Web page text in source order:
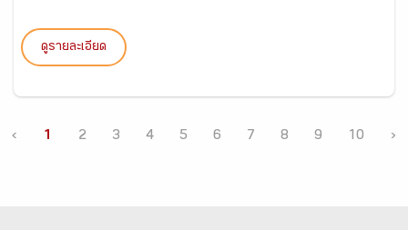
ดูรายละเอียด
‹ 1 2 3 4 5 6 7 8 9 10 ›